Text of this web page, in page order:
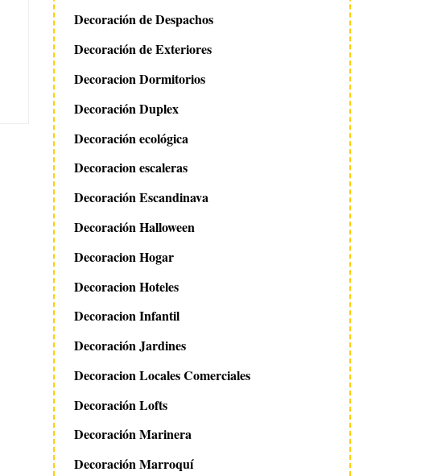
Decoración de Despachos
Decoración de Exteriores
Decoracion Dormitorios
Decoración Duplex
Decoración ecológica
Decoracion escaleras
Decoración Escandinava
Decoración Halloween
Decoracion Hogar
Decoracion Hoteles
Decoracion Infantil
Decoración Jardines
Decoracion Locales Comerciales
Decoración Lofts
Decoración Marinera
Decoración Marroquí